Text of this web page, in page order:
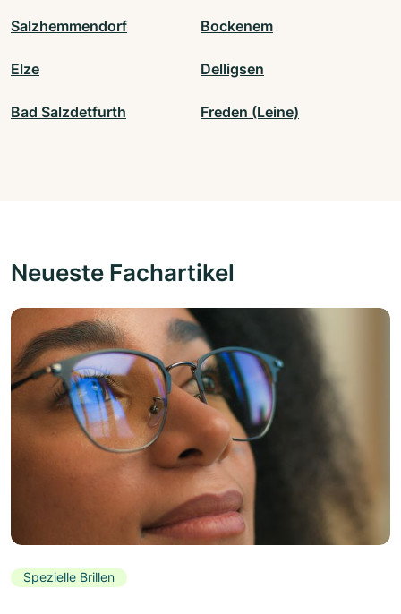
Salzhemmendorf Bockenem
Elze Delligsen
Bad Salzdetfurth Freden (Leine)
Neueste Fachartikel
Spezielle Brillen